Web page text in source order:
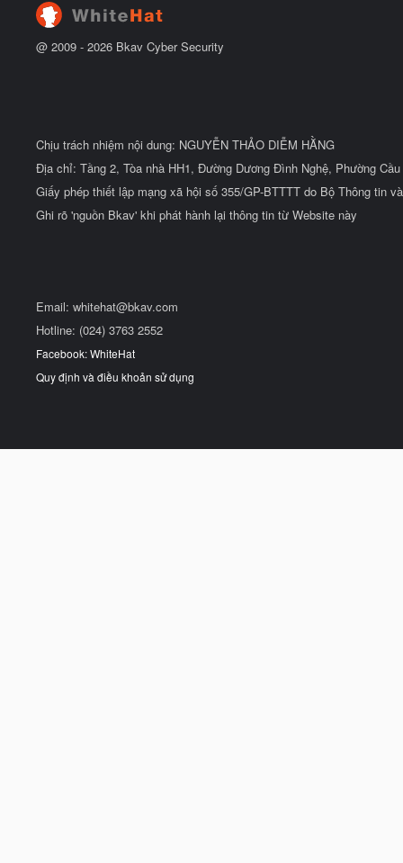
ầ
@ 2009 - 2026 Bkav Cyber Security
Chịu trách nhiệm nội dung: NGUYỄN THẢO DIỄM HẰNG
Địa chỉ: Tầng 2, Tòa nhà HH1, Đường Dương Đình Nghệ, Phường
Giấy phép thiết lập mạng xã hội số 355/GP-BTTTT do Bộ Thông tin
Ghi rõ 'nguồn Bkav' khi phát hành lại thông tin từ Website này
Email: whitehat@bkav.com
Hotline: (024) 3763 2552
Facebook: WhiteHat
Quy định và điều khoản sử dụng